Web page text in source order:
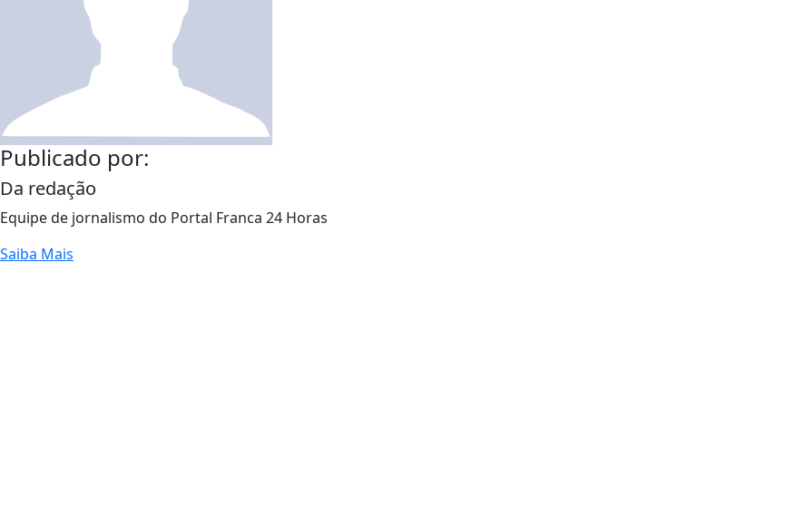
Publicado por:
Da redação
Equipe de jornalismo do Portal Franca 24 Horas
Saiba Mais